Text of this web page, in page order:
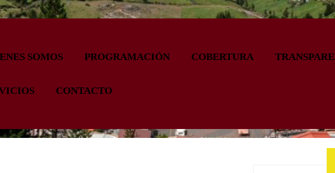
SOMOS PROGRAMACIÓN COBERTURA
CONTACTO